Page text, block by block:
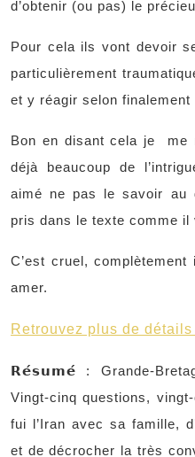
d’obtenir (ou pas) le
Pour cela ils vont devoir
particulièrement
et y réagir selon
Bon en disant cela je
me
déjà beaucoup de
aimé ne pas le savoir au
pris dans le texte comme il
C’est cruel,
amer.
Retrouvez plus de
𝗥𝗲́𝘀𝘂𝗺𝗲́ : Grande-
Vingt-cinq questions,
fui l’Iran avec sa famille,
et de décrocher la très